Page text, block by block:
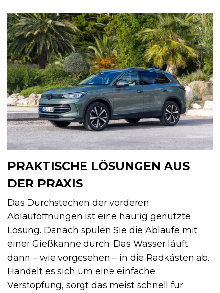
PRAKTISCHE LÖSUNGEN AUS
DER PRAXIS
Das Durchstechen der vorderen
Ablauföffnungen ist eine häufig genutzte
Lösung. Danach spülen Sie die Abläufe mit
einer Gießkanne durch. Das Wasser läuft
dann – wie vorgesehen – in die Radkästen ab.
Handelt es sich um eine einfache
Verstopfung, sorgt das meist schnell für